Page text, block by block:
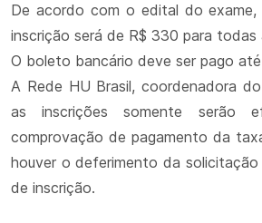
De acordo com o edital do
inscrição será de R$ 330 para todas
O boleto bancário deve ser pago até
A Rede HU Brasil, coordenadora
as inscrições somente serão
comprovação de pagamento da
houver o deferimento da
de inscrição.